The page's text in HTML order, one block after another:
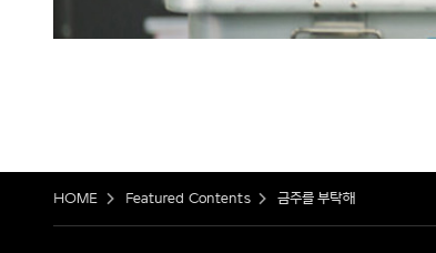
HOME Featured Contents 금주를 부탁해